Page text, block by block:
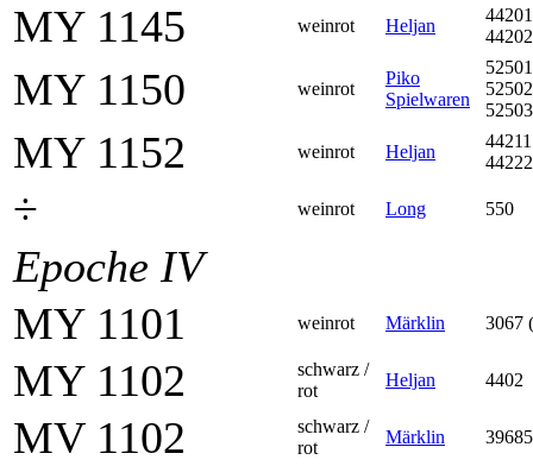
MY 1145 weinrot Heljan
44201
44202
MY 1150 weinrot
Piko
Spielwaren
52501
52502
52503
MY 1152 weinrot Heljan
44211
44222
÷ weinrot Long 550
Epoche IV
MY 1101
weinrot Märklin 3067
MY 1102
schwarz /
rot
Heljan 4402
MV 1102
schwarz /
rot
Märklin 39685